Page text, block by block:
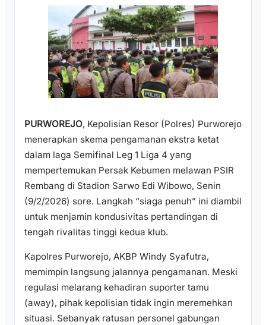
PURWOREJO, Kepolisian Resor (Polres) Purworejo
menerapkan skema pengamanan ekstra ketat
dalam laga Semifinal Leg 1 Liga 4 yang
mempertemukan Persak Kebumen melawan PSIR
Rembang di Stadion Sarwo Edi Wibowo, Senin
(9/2/2026) sore. Langkah “siaga penuh” ini diambil
untuk menjamin kondusivitas pertandingan di
tengah rivalitas tinggi kedua klub.
Kapolres Purworejo, AKBP Windy Syafutra,
memimpin langsung jalannya pengamanan. Meski
regulasi melarang kehadiran suporter tamu
(away), pihak kepolisian tidak ingin meremehkan
situasi. Sebanyak ratusan personel gabungan